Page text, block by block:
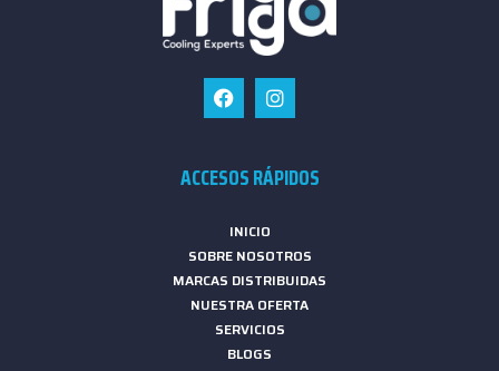
ACCESOS RÁPIDOS
INICIO
SOBRE NOSOTROS
MARCAS DISTRIBUIDAS
NUESTRA OFERTA
SERVICIOS
BLOGS